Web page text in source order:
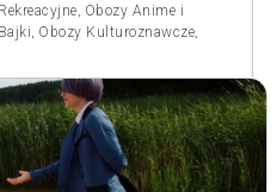
, Obozy Anime i
, Obozy Kulturoznawcze,